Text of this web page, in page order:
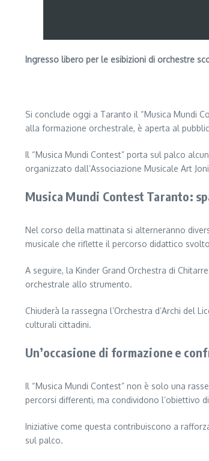
Ingresso libero per le esibizioni di orchestre
Si conclude oggi a Taranto il “Musica Mundi
alla formazione orchestrale, è aperta al
Il “Musica Mundi Contest” porta sul palco
organizzato dall’Associazione Musicale Art
Musica Mundi Contest Taranto:
Nel corso della mattinata si alterneranno
musicale che riflette il percorso didattico
A seguire, la Kinder Grand Orchestra di
orchestrale allo strumento.
Chiuderà la rassegna l’Orchestra d’Archi del
culturali cittadini.
Un’occasione di formazione e
Il “Musica Mundi Contest” non è solo una
percorsi differenti, ma condividono l’obiettivo
Iniziative come questa contribuiscono a
sul palco.